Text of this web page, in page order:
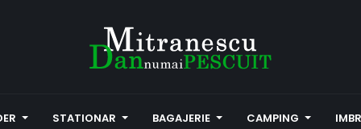
STATIONAR BAGAJERIE CAMPING